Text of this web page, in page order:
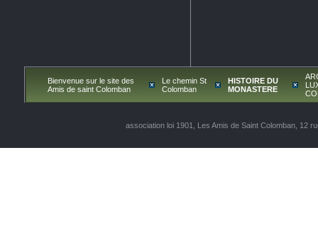
Bienvenue sur le site des
Amis de saint Colomban
Le chemin St
Colomban
HISTOIRE DU
MONASTERE
association loi 1901, Les Amis de Saint Colomban, 12